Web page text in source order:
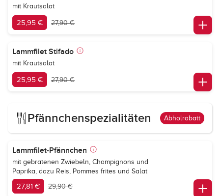
mit Krautsalat
25,95 € 27,90 €
Lammfilet Stifado
mit Krautsalat
25,95 € 27,90 €
Pfännchenspezialitäten Abholrabatt
Lammfilet-Pfännchen
mit gebratenen Zwiebeln, Champignons und
Paprika, dazu Reis, Pommes frites und Salat
27,81 € 29,90 €